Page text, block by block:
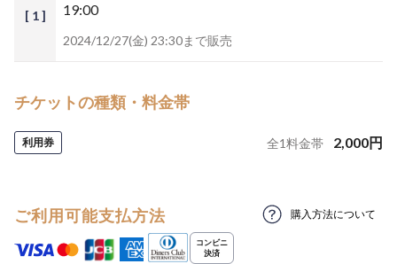
[ 1 ]
19:00
2024/12/27(金) 23:30まで販売
チケットの種類・料金帯
利用券 全1料金帯 2,000円
ご利用可能支払方法 購入方法について